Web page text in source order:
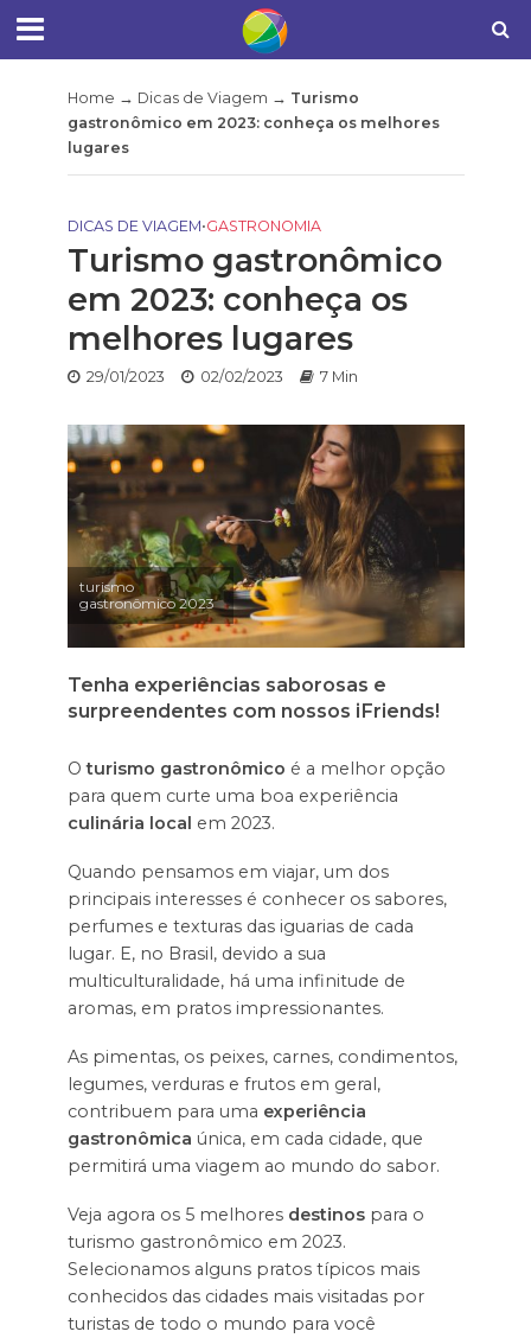
Home → Dicas de Viagem → Turismo
gastronômico em 2023: conheça os melhores
lugares
DICAS DE VIAGEM•GASTRONOMIA
Turismo gastronômico
em 2023: conheça os
melhores lugares
29/01/2023 02/02/2023 7 Min
turismo
gastronômico 2023
Tenha experiências saborosas e
surpreendentes com nossos iFriends!
O turismo gastronômico é a melhor opção
para quem curte uma boa experiência
culinária local em 2023.
Quando pensamos em viajar, um dos
principais interesses é conhecer os sabores,
perfumes e texturas das iguarias de cada
lugar. E, no Brasil, devido a sua
multiculturalidade, há uma infinitude de
aromas, em pratos impressionantes.
As pimentas, os peixes, carnes, condimentos,
legumes, verduras e frutos em geral,
contribuem para uma experiência
gastronômica única, em cada cidade, que
permitirá uma viagem ao mundo do sabor.
Veja agora os 5 melhores destinos para o
turismo gastronômico em 2023.
Selecionamos alguns pratos típicos mais
conhecidos das cidades mais visitadas por
turistas de todo o mundo para você